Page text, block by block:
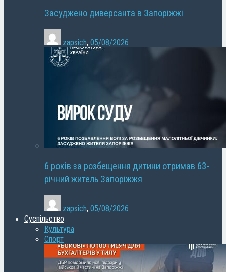
Засуджено диверсанта в Запоріжжі
zapsich, 05/08/2026
6 років за розбещення дитини отримав 63-
річний житель Запоріжжя
zapsich, 05/08/2026
Суспільство
Культура
Спорт